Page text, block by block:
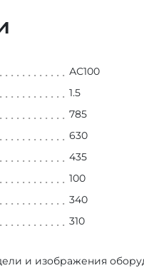
АС100
1.5
785
630
435
100
340
310
и изображения